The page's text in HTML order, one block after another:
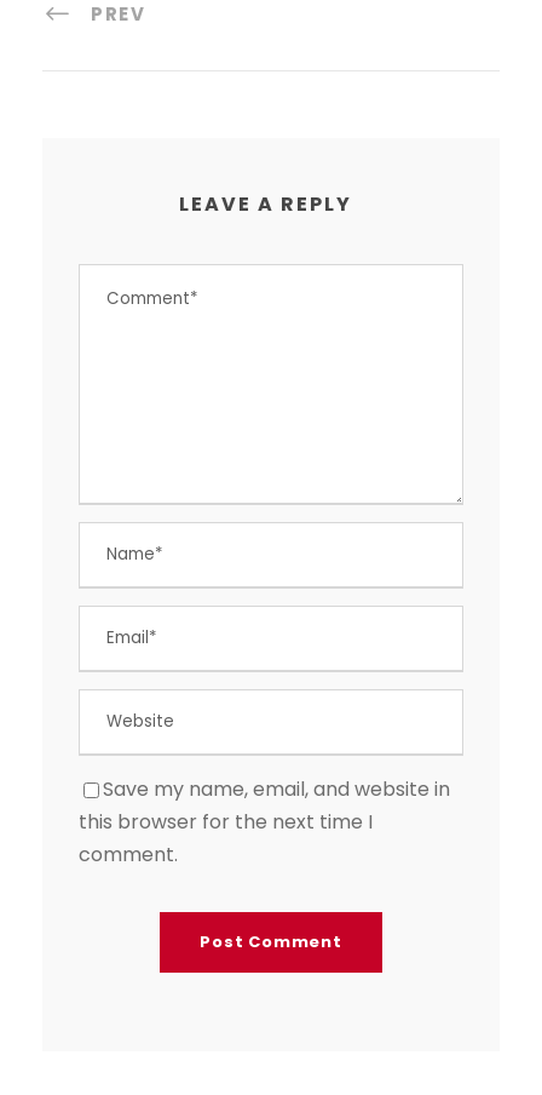
PREV
LEAVE A REPLY
Save my name, email, and website in
this browser for the next time I
comment.